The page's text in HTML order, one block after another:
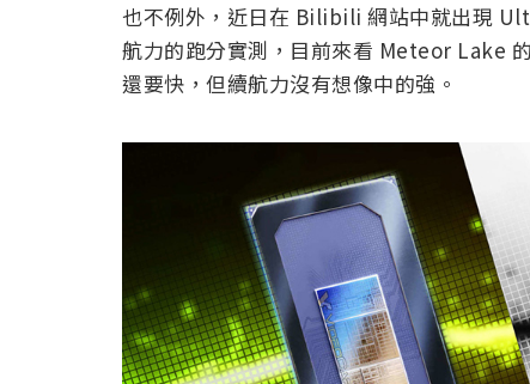
也不例外，近日在 Bilibili 網站中就出現
航力的跑分實測，目前來看 Meteor Lake
還要快，但續航力沒有想像中的強。